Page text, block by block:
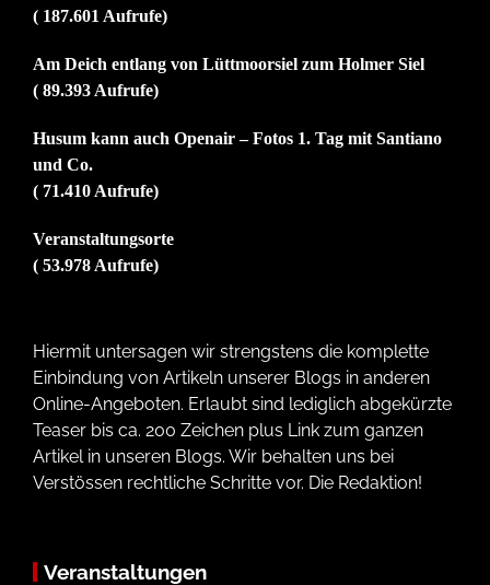
( 187.601 Aufrufe)
Am Deich entlang von Lüttmoorsiel zum Holmer Siel
( 89.393 Aufrufe)
Husum kann auch Openair – Fotos 1. Tag mit Santiano
und Co.
( 71.410 Aufrufe)
Veranstaltungsorte
( 53.978 Aufrufe)
Hiermit untersagen wir strengstens die komplette
Einbindung von Artikeln unserer Blogs in anderen
Online-Angeboten. Erlaubt sind lediglich abgekürzte
Teaser bis ca. 200 Zeichen plus Link zum ganzen
Artikel in unseren Blogs. Wir behalten uns bei
Verstössen rechtliche Schritte vor. Die Redaktion!
Veranstaltungen